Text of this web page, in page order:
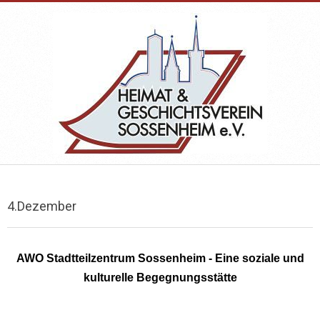
HEIMAT-
&
GESCHICHTSVEREIN
SOSSENHEIM
Menu
4.Dezember
AWO Stadtteilzentrum Sossenheim - Eine soziale und
kulturelle Begegnungsstätte